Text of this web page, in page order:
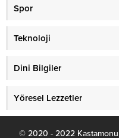
Spor
Teknoloji
Dini Bilgiler
Yöresel Lezzetler
© 2020 - 2022 Kastamonu